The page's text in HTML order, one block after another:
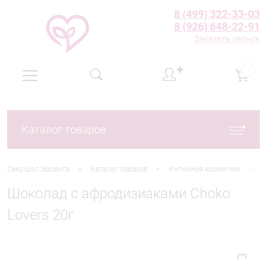
8 (499) 322-33-03
8 (926) 648-22-91
Заказать звонок
✚
Каталог товаров
Секс шоп Эровита Каталог товаров Интимная косметика
Шоколад с афродизиаками Choko
Lovers 20г